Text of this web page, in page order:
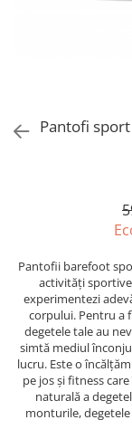
Pantofi
Pantofii barefoot
activități
experimentezi
corpului. Pentru a
degetele tale au
simtă mediul
lucru. Este o
pe jos și fitness
naturală a
monturile,